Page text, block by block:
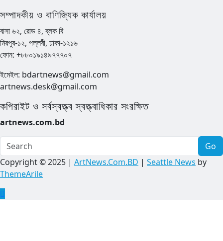
সম্পাদকীয় ও বাণিজ্যিক কার্যালয়
বাসা ৬২, রোড ৪, ব্লক বি
মিরপুর-১২, পল্লবী, ঢাকা-১২১৬
ফোন: +৮৮০১৯১৪৯৭৭৭০৭
ইমেইল: bdartnews@gmail.com
artnews.desk@gmail.com
কপিরাইট ও সর্বস্বত্ত্ব স্বত্ত্বাধিকার সংরক্ষিত
artnews.com.bd
Go
Copyright © 2025 | ArtNews.Com.BD | Seattle News by
ThemeArile